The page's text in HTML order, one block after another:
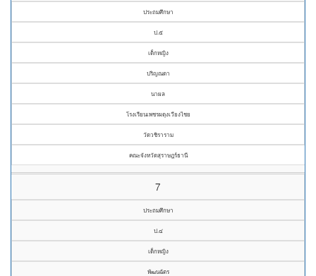
ประถมศึกษา
ป.๕
เด็กหญิง
ปริญณดา
นาผล
โรงเรียนเพชรผดุงเวียงไชย
วัดวชิราราม
คณะจังหวัดสุราษฎร์ธานี
7
ประถมศึกษา
ป.๔
เด็กหญิง
พัฒนฉัตร